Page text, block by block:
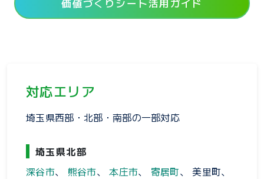
価値づくりシート活用ガイド
対応エリア
埼玉県西部・北部・南部の一部対応
埼玉県北部
深谷市、 熊谷市、本庄市、 寄居町、 美里町、